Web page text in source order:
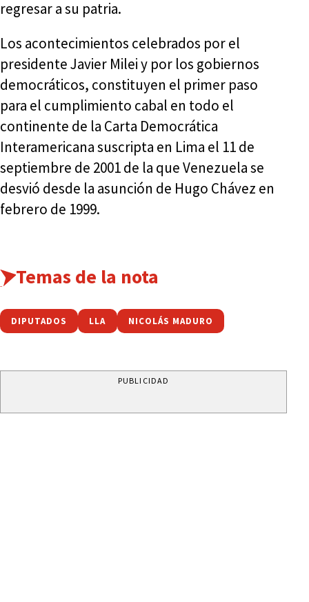
regresar a su patria.
Los acontecimientos celebrados por el
presidente Javier Milei y por los gobiernos
democráticos, constituyen el primer paso
para el cumplimiento cabal en todo el
continente de la Carta Democrática
Interamericana suscripta en Lima el 11 de
septiembre de 2001 de la que Venezuela se
desvió desde la asunción de Hugo Chávez en
febrero de 1999.
Temas de la nota
DIPUTADOS LLA NICOLÁS MADURO
PUBLICIDAD